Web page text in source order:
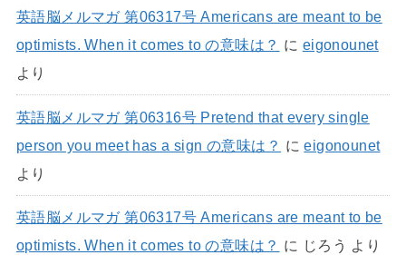
英語脳メルマガ 第06317号 Americans are meant to be
optimists. When it comes to の意味は？ に eigonounet
より
英語脳メルマガ 第06316号 Pretend that every single
person you meet has a sign の意味は？ にeigonounet
より
英語脳メルマガ 第06317号 Americans are meant to be
optimists. When it comes to の意味は？ に じろう より